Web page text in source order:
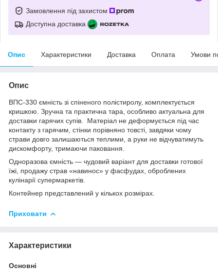
Замовлення під захистом
Доступна доставка
Опис Характеристики Доставка Оплата Умови
Опис
ВПС-330 ємність зі спіненого полістиролу, комплектується
кришкою. Зручна та практична тара, особливо актуальна для
доставки гарячих супів. Матеріал не деформується під час
контакту з гарячим, стінки порівняно товсті, завдяки чому
страви довго залишаються теплими, а руки не відчуватимуть
дискомфорту, тримаючи паковання.
Одноразова ємність — чудовий варіант для доставки готової
їжі, продажу страв «навинос» у фасфудах, оброблених
кулінарії супермаркетів.
Контейнер представлений у кількох розмірах.
Приховати
Характеристики
Основні